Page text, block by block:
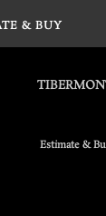
& BUY
Estimate &